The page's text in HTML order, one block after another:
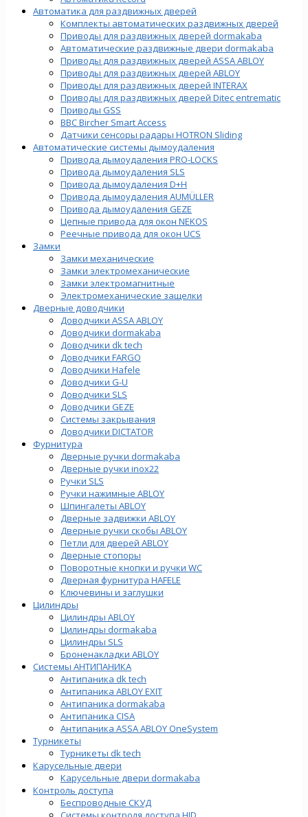
Автоматика для раздвижных дверей
Комплекты автоматических раздвижных дверей
Приводы для раздвижных дверей dormakaba
Автоматические раздвижные двери dormakaba
Приводы для раздвижных дверей ASSA ABLOY
Приводы для раздвижных дверей ABLOY
Приводы для раздвижных дверей INTERAX
Приводы для раздвижных дверей Ditec entrematic
Приводы GSS
BBC Bircher Smart Access
Датчики сенсоры радары HOTRON Sliding
Автоматические системы дымоудаления
Привода дымоудаления PRO-LOCKS
Привода дымоудаления SLS
Привода дымоудаления D+H
Привода дымоудаления AUMÜLLER
Привода дымоудаления GEZE
Цепные привода для окон NEKOS
Реечные привода для окон UСS
Замки
Замки механические
Замки электромеханические
Замки электромагнитные
Электромеханические защелки
Дверные доводчики
Доводчики ASSA ABLOY
Доводчики dormakaba
Доводчики dk tech
Доводчики FARGO
Доводчики Hafele
Доводчики G-U
Доводчики SLS
Доводчики GEZE
Cистемы закрывания
Доводчики DICTATOR
Фурнитура
Дверные ручки dormakaba
Дверные ручки inox22
Ручки SLS
Ручки нажимные ABLOY
Шпингалеты ABLOY
Дверные задвижки ABLOY
Дверные ручки скобы ABLOY
Петли для дверей ABLOY
Дверные стопоры
Поворотные кнопки и ручки WC
Дверная фурнитура HAFELE
Ключевины и заглушки
Цилиндры
Цилиндры ABLOY
Цилиндры dormakaba
Цилиндры SLS
Броненакладки ABLOY
Системы АНТИПАНИКА
Антипаника dk tech
Антипаника ABLOY EXIT
Антипаника dormakaba
Антипаника СISA
Антипаника ASSA ABLOY OneSystem
Турникеты
Турникеты dk tech
Карусельные двери
Карусельные двери dormakaba
Контроль доступа
Беспроводные СКУД